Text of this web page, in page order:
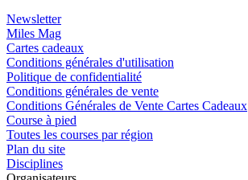
Newsletter
Miles Mag
Cartes cadeaux
Conditions générales d'utilisation
Politique de confidentialité
Conditions générales de vente
Conditions Générales de Vente Cartes Cadeaux
Course à pied
Toutes les courses par région
Plan du site
Disciplines